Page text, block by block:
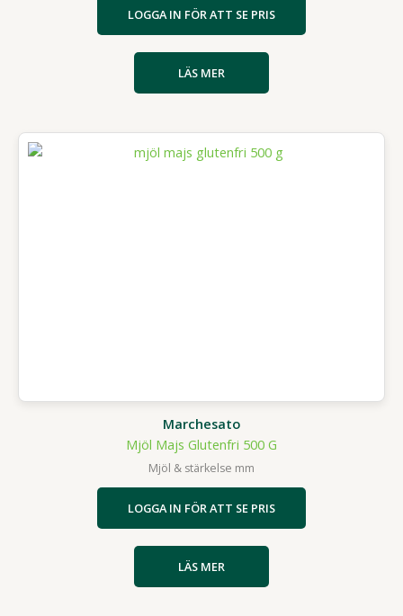
LOGGA IN FÖR ATT SE PRIS
LÄS MER
Marchesato
Mjöl Majs Glutenfri 500 G
Mjöl & stärkelse mm
LOGGA IN FÖR ATT SE PRIS
LÄS MER